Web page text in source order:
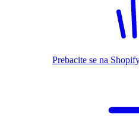
Prebacite se na